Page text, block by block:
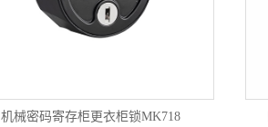
机械密码寄存柜更衣柜锁MK718